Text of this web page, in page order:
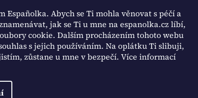
Españolka. Abych se Ti mohla věnovat s péčí a
jak se Ti u mne na espanolka.cz líbí,
cookie. Dalším procházením tohoto webu
s jejich používáním. Na oplátku Ti slibuji,
zůstane u mne v bezpečí. Více informací
Zavolejte mi nebo napište
mi a domluvíme se na
předání zboží